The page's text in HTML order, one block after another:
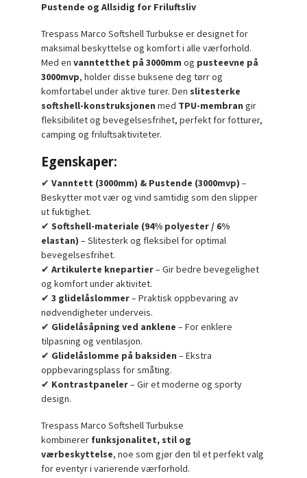
Pustende og Allsidig for Friluftsliv
Trespass Marco Softshell Turbukse er designet for
maksimal beskyttelse og komfort i alle værforhold.
Med envanntetthet på 3000mm og pusteevne på
3000mvp, holder disse buksene deg tørr og
komfortabel under aktive turer. Den slitesterke
softshell-konstruksjonen med TPU-membran gir
fleksibilitet og bevegelsesfrihet, perfekt for fotturer,
camping og friluftsaktiviteter.
Egenskaper:
✔Vanntett (3000mm) & Pustende (3000mvp) –
Beskytter mot vær og vind samtidig som den slipper
ut fuktighet.
✔Softshell-materiale (94% polyester / 6%
elastan) – Slitesterk og fleksibel for optimal
bevegelsesfrihet.
✔Artikulerte knepartier– Gir bedre bevegelighet
og komfort under aktivitet.
✔3 glidelåslommer– Praktisk oppbevaring av
nødvendigheter underveis.
✔ Glidelåsåpning ved anklene – For enklere
tilpasning og ventilasjon.
✔ Glidelåslomme på baksiden – Ekstra
oppbevaringsplass for småting.
✔ Kontrastpaneler– Gir et moderne og sporty
design.
Trespass Marco Softshell Turbukse
kombinerer funksjonalitet, stil og
værbeskyttelse, noe som gjør den til et perfekt valg
for eventyr i varierende værforhold.